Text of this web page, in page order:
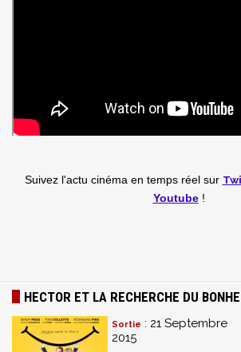
Suivez l'actu cinéma en temps réel sur
Youtube!
HECTOR ET LA RECHERCHE DU
Sortie : 21 Septembre
2015